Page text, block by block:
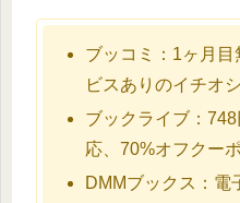
ブッコミ：1ヶ月
ビスありのイチオ
ブックライブ：
応、70%オフクーポ
DMMブックス：電